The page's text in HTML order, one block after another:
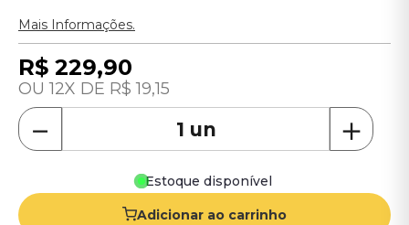
Mais Informações.
R$ 229,90
12 R$ 19,15
＋
－
Estoque disponível
Adicionar ao carrinho